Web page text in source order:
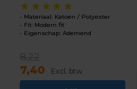
Materiaal: Katoen / Polyester
Fit: Modern fit
Eigenschap: Ademend
8,22
7,40 Excl. btw